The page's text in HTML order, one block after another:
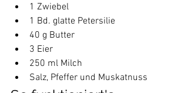
1 Zwiebel
1 Bd. glatte Petersilie
40 g Butter
3 Eier
250 ml Milch
Salz, Pfeffer und Muskatnuss